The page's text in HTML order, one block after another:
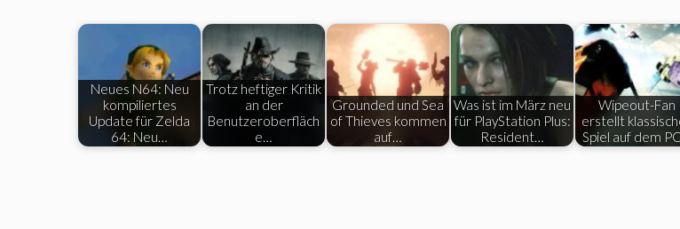
Neues N64: Neu
kompiliertes
Update für Zelda
64: Neu…
Trotz heftiger Kritik
an der
Benutzeroberfläch
e…
Grounded und Sea
of ​​​​Thieves kommen
auf…
Was ist im März neu
für PlayStation Plus:
Resident…
Wipeout-Fan
erstellt
Spiel auf dem